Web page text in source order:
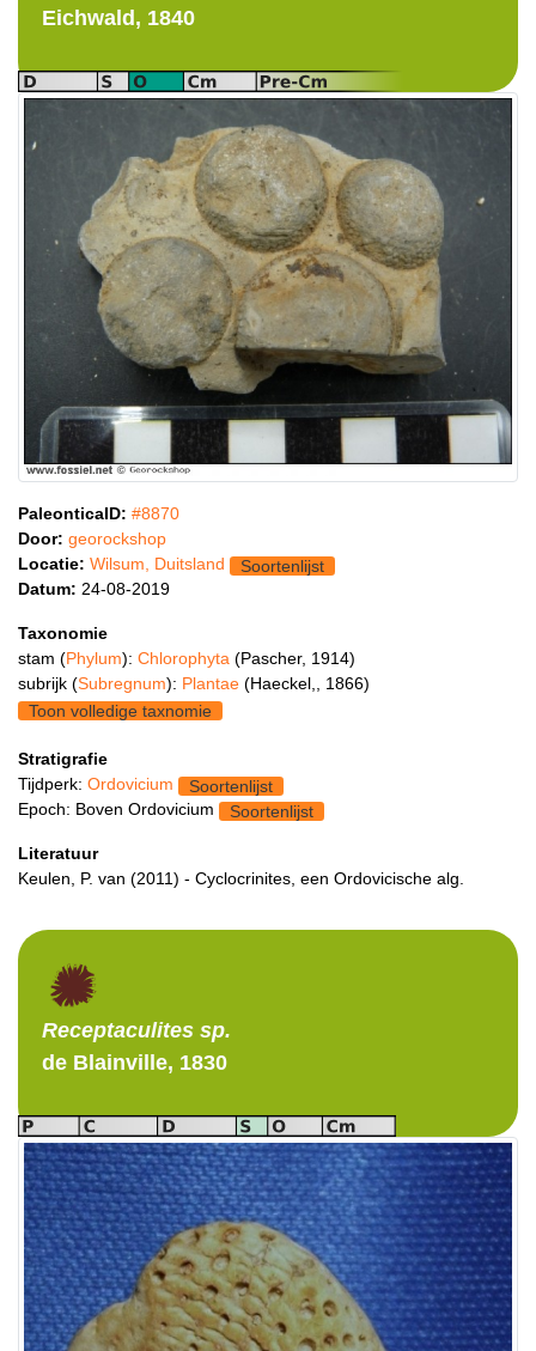
Eichwald, 1840
PaleonticaID: #8870
Door: georockshop
Locatie: Wilsum, Duitsland
Soortenlijst
Datum: 24-08-2019
Taxonomie
stam (Phylum): Chlorophyta (Pascher, 1914)
subrijk (Subregnum): Plantae (Haeckel,, 1866)
Toon volledige taxnomie
Stratigrafie
Tijdperk: Ordovicium
Soortenlijst
Epoch: Boven Ordovicium
Soortenlijst
Literatuur
Keulen, P. van (2011) - Cyclocrinites, een Ordovicische alg.
Receptaculites sp.
de Blainville, 1830